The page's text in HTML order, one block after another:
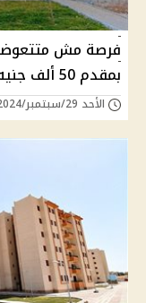
بمقدم 50 ألف جنيه | تعرف اخر موعد للحجز
الأحد 29/سبتمبر/2024 - 01:00 م